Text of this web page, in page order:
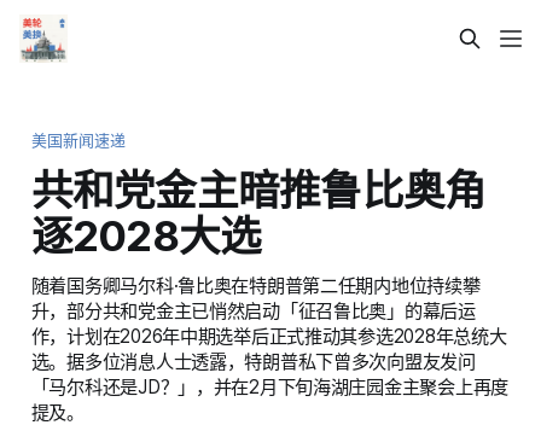
美国新闻速递
共和党金主暗推鲁比奥角
逐2028大选
随着国务卿马尔科·鲁比奥在特朗普第二任期内地位持续攀
升，部分共和党金主已悄然启动「征召鲁比奥」的幕后运
作，计划在2026年中期选举后正式推动其参选2028年总统大
选。据多位消息人士透露，特朗普私下曾多次向盟友发问
「马尔科还是JD？」，并在2月下旬海湖庄园金主聚会上再度
提及。